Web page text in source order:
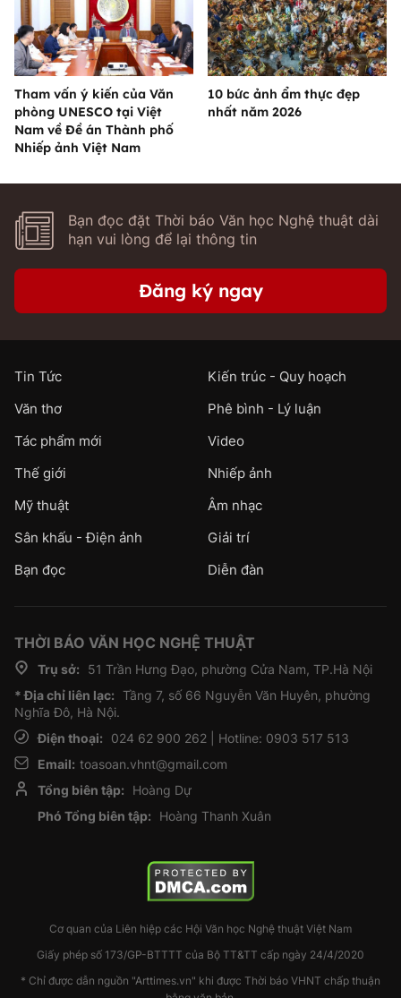
Tham vấn ý kiến của Văn
phòng UNESCO tại Việt
Nam về Đề án Thành phố
Nhiếp ảnh Việt Nam
10 bức ảnh ẩm thực đẹp
nhất năm 2026
Bạn đọc đặt Thời báo Văn học Nghệ thuật dài
hạn vui lòng để lại thông tin
Đăng ký ngay
Tin Tức
Kiến trúc - Quy hoạch
Văn thơ
Phê bình - Lý luận
Tác phẩm mới
Video
Thế giới
Nhiếp ảnh
Mỹ thuật
Âm nhạc
Sân khấu - Điện ảnh
Giải trí
Bạn đọc
Diễn đàn
THỜI BÁO VĂN HỌC NGHỆ THUẬT
Trụ sở:
51 Trần Hưng Đạo, phường Cửa Nam, TP.Hà Nội
* Địa chỉ liên lạc: Tầng 7, số 66 Nguyễn Văn Huyên, phường
Nghĩa Đô, Hà Nội.
Điện thoại:
024 62 900 262 | Hotline: 0903 517 513
Email: toasoan.vhnt@gmail.com
Tổng biên tập:
Hoàng Dự
Phó Tổng biên tập:
Hoàng Thanh Xuân
Cơ quan của Liên hiệp các Hội Văn học Nghệ thuật Việt Nam
Giấy phép số 173/GP-BTTTT của Bộ TT&TT cấp ngày 24/4/2020
* Chỉ được dẫn nguồn "Arttimes.vn" khi được Thời báo VHNT chấp thuận